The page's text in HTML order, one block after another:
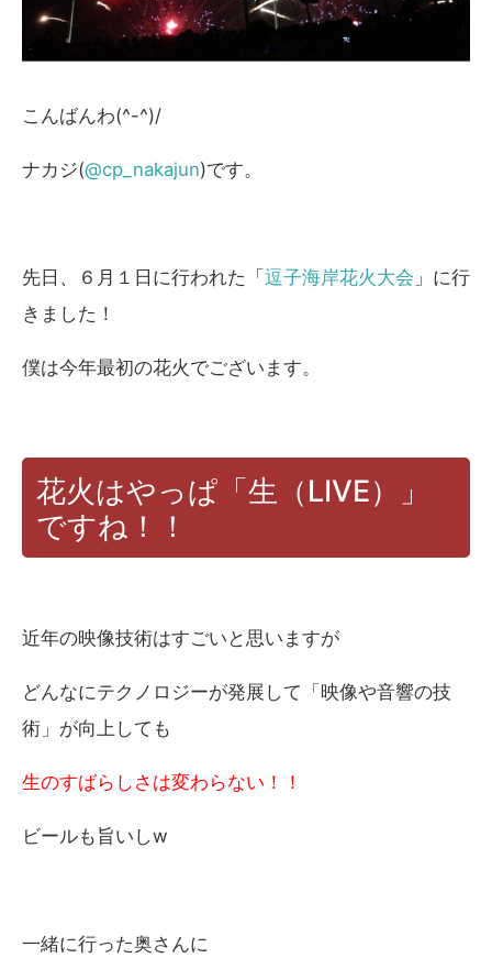
こんばんわ(^-^)/
ナカジ(@cp_nakajun)です。
先日、６月１日に行われた「 逗子海岸花火大会 」に行
きました！
僕は今年最初の花火でございます。
花火はやっぱ「生（LIVE）」
ですね！！
近年の映像技術はすごいと思いますが
どんなにテクノロジーが発展して「映像や音響の技
術」が向上しても
生のすばらしさは変わらない！！
ビールも旨いしw
一緒に行った奥さんに